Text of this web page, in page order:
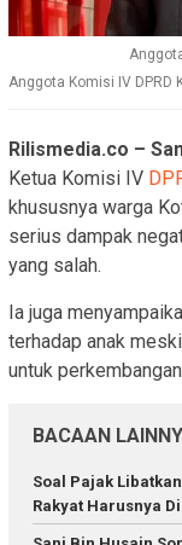
Anggota Komisi IV DPRD
Rilismedia.co –
Ketua Komisi IV
khususnya warga
serius dampak
yang salah.
Ia juga
terhadap anak
untuk
BACAAN
Soal Pajak
Rakyat Harusnya